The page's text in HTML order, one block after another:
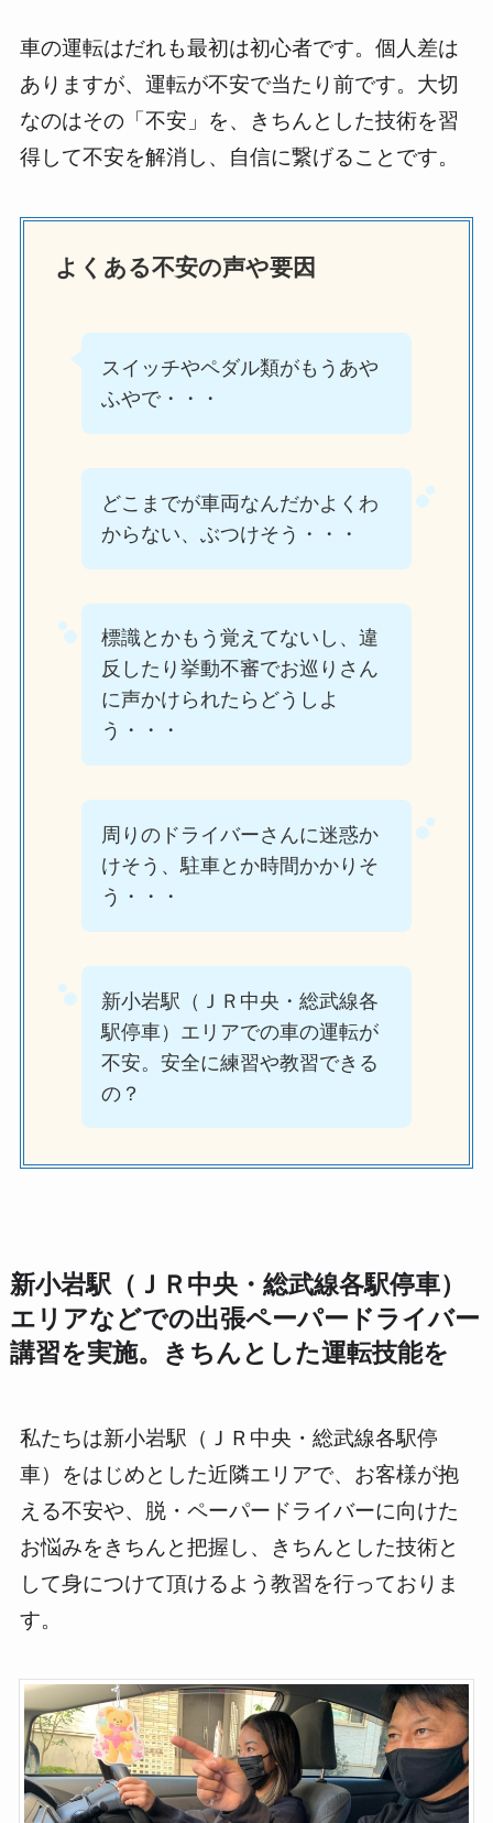
車の運転はだれも最初は初心者です。個人差は
ありますが、運転が不安で当たり前です。大切
なのはその「不安」を、きちんとした技術を習
得して不安を解消し、自信に繋げることです。
よくある不安の声や要因
スイッチやペダル類がもうあや
ふやで・・・
どこまでが車両なんだかよくわ
からない、ぶつけそう・・・
標識とかもう覚えてないし、違
反したり挙動不審でお巡りさん
に声かけられたらどうしよ
う・・・
周りのドライバーさんに迷惑か
けそう、駐車とか時間かかりそ
う・・・
新小岩駅（ＪＲ中央・総武線各
駅停車）エリアでの車の運転が
不安。安全に練習や教習できる
の？
新小岩駅（ＪＲ中央・総武線各駅停車）
エリアなどでの出張ペーパードライバー
講習を実施。きちんとした運転技能を
私たちは新小岩駅（ＪＲ中央・総武線各駅停
車）をはじめとした近隣エリアで、お客様が抱
える不安や、脱・ペーパードライバーに向けた
お悩みをきちんと把握し、きちんとした技術と
して身につけて頂けるよう教習を行っておりま
す。